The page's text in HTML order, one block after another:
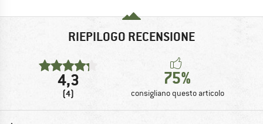
RIEPILOGO RECENSIONE
4,3
(4)
75%
consigliano questo articolo